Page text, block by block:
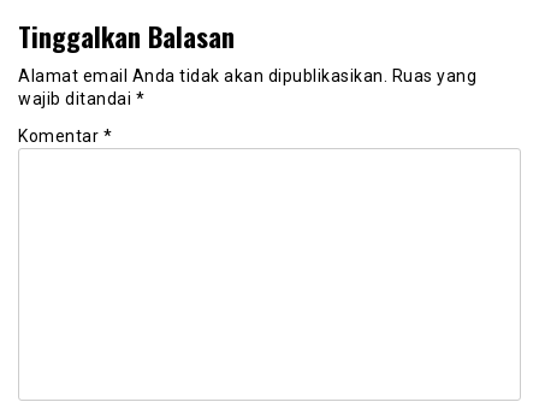
Tinggalkan Balasan
Alamat email Anda tidak akan dipublikasikan. Ruas yang
wajib ditandai *
Komentar *